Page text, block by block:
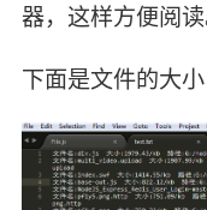
器，这样方便阅读
下面是文件的大小